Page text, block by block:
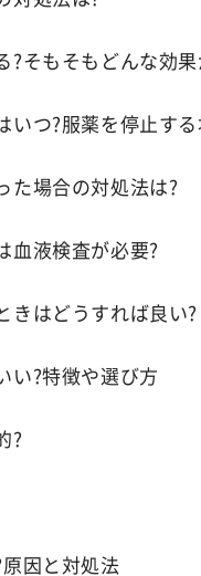
?そもそもどんな効
いつ?服薬を停止す
た場合の対処法は?
血液検査が必要?
きはどうすれば良い?
い?特徴や選び方
?
因と対処法